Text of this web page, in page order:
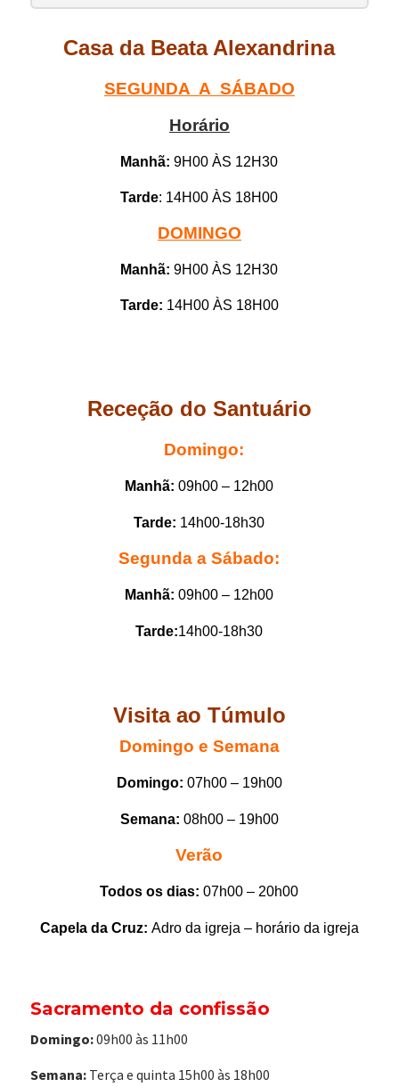
Casa da Beata Alexandrina
SEGUNDA A SÁBADO
Horário
Manhã: 9H00 ÀS 12H30
Tarde: 14H00 ÀS 18H00
DOMINGO
Manhã: 9H00 ÀS 12H30
Tarde: 14H00 ÀS 18H00
Receção do Santuário
Domingo:
Manhã: 09h00 – 12h00
Tarde: 14h00-18h30
Segunda a Sábado:
Manhã: 09h00 – 12h00
Tarde:14h00-18h30
Visita ao Túmulo
Domingo e Semana
Domingo: 07h00 – 19h00
Semana: 08h00 – 19h00
Verão
Todos os dias: 07h00 – 20h00
Capela da Cruz: Adro da igreja – horário da igreja
Sacramento da confissão
Domingo:09h00 às 11h00
Semana: Terça e quinta 15h00 às 18h00